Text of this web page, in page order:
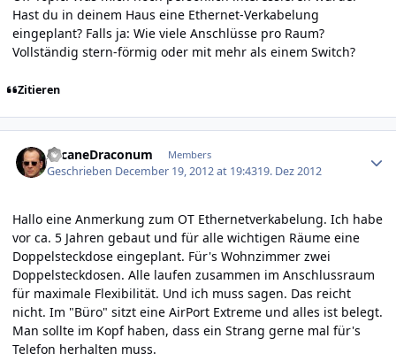
Hast du in deinem Haus eine Ethernet-Verkabelung
eingeplant? Falls ja: Wie viele Anschlüsse pro Raum?
Vollständig stern-förmig oder mit mehr als einem Switch?
Zitieren
ArcaneDraconum Members
Geschrieben December 19, 2012 at 19:4319. Dez 2012
Hallo eine Anmerkung zum OT Ethernetverkabelung. Ich habe
vor ca. 5 Jahren gebaut und für alle wichtigen Räume eine
Doppelsteckdose eingeplant. Für's Wohnzimmer zwei
Doppelsteckdosen. Alle laufen zusammen im Anschlussraum
für maximale Flexibilität. Und ich muss sagen. Das reicht
nicht. Im "Büro" sitzt eine AirPort Extreme und alles ist belegt.
Man sollte im Kopf haben, dass ein Strang gerne mal für's
Telefon herhalten muss.